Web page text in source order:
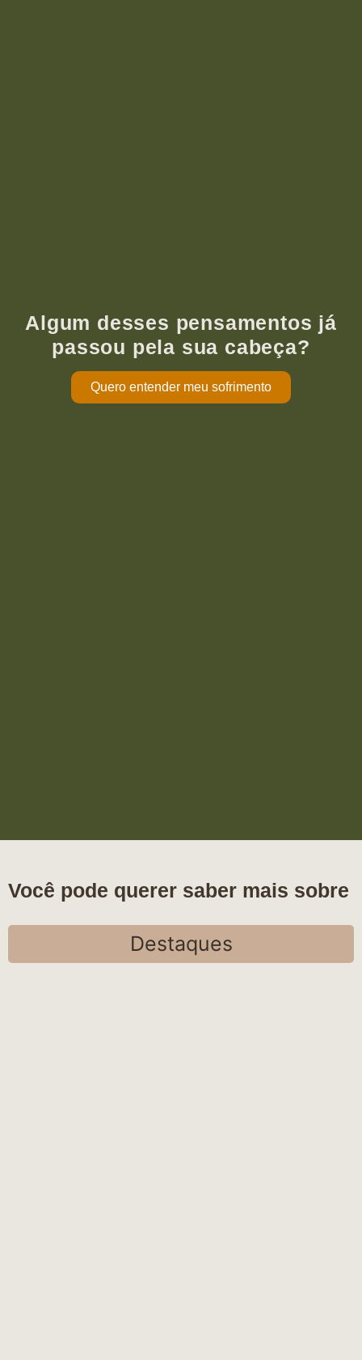
Algum desses pensamentos já
passou pela sua cabeça?
Quero entender meu sofrimento
Você pode querer saber mais sobre
Destaques